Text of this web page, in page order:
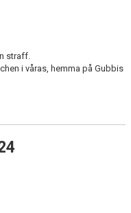
straff.
i våras, hemma på Gubbis